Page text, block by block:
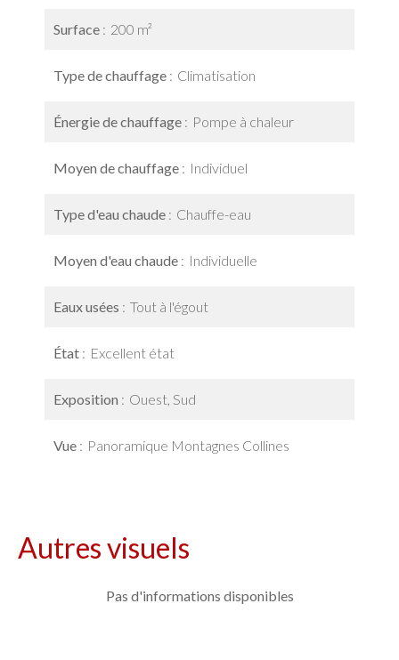
Surface 200 m²
Type de chauffage Climatisation
Énergie de chauffage Pompe à chaleur
Moyen de chauffage Individuel
Type d'eau chaude Chauffe-eau
Moyen d'eau chaude Individuelle
Eaux usées Tout à l'égout
État Excellent état
Exposition Ouest, Sud
Vue Panoramique Montagnes Collines
Autres visuels
Pas d'informations disponibles